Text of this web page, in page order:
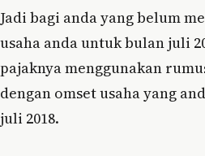
Jadi bagi anda yang belum
usaha anda untuk bulan juli
pajaknya menggunakan
dengan omset usaha yang
juli 2018.